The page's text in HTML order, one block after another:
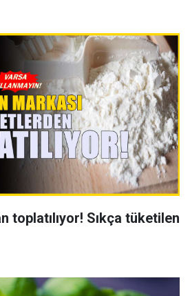
toplatılıyor! Sıkça tüketilen